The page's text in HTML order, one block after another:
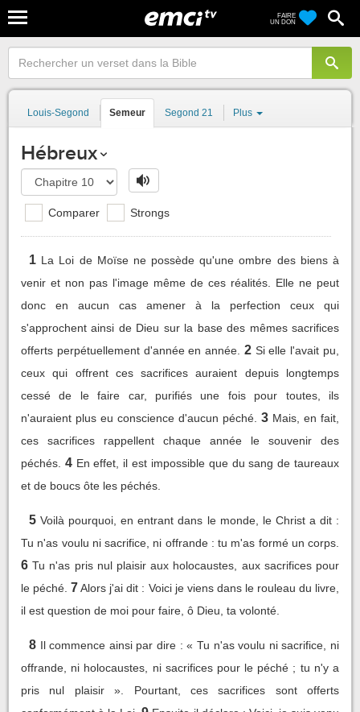
FAIRE
UN DON
Louis-Segond Semeur Segond 21 Plus
Hébreux
Comparer Strongs
1 La Loi de Moïse ne possède qu'une ombre des biens à
venir et non pas l'image même de ces réalités. Elle ne peut
donc en aucun cas amener à la perfection ceux qui
s'approchent ainsi de Dieu sur la base des mêmes sacrifices
offerts perpétuellement d'année en année. 2 Si elle l'avait pu,
ceux qui offrent ces sacrifices auraient depuis longtemps
cessé de le faire car, purifiés une fois pour toutes, ils
n'auraient plus eu conscience d'aucun péché. 3 Mais, en fait,
ces sacrifices rappellent chaque année le souvenir des
péchés. 4 En effet, il est impossible que du sang de taureaux
et de boucs ôte les péchés.
5 Voilà pourquoi, en entrant dans le monde, le Christ a dit :
Tu n'as voulu ni sacrifice, ni offrande : tu m'as formé un corps.
6 Tu n'as pris nul plaisir aux holocaustes, aux sacrifices pour
le péché. 7 Alors j'ai dit : Voici je viens dans le rouleau du livre,
il est question de moi pour faire, ô Dieu, ta volonté.
8 Il commence ainsi par dire : « Tu n'as voulu ni sacrifice, ni
offrande, ni holocaustes, ni sacrifices pour le péché ; tu n'y a
pris nul plaisir ». Pourtant, ces sacrifices sont offerts